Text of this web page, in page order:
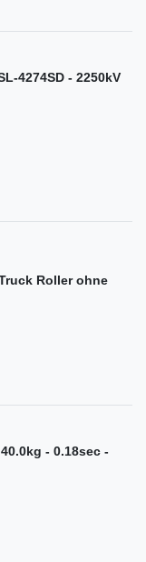
4274SD - 2250kV
Roller ohne
- 0.18sec -